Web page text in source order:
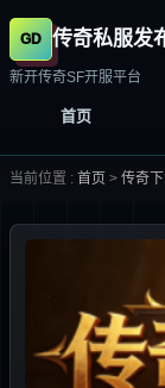
传奇私服发
新开传奇SF开服平台
首页
当前位置 : 首页 > 传奇